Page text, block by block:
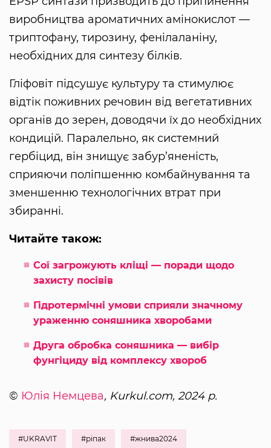
виробництва ароматичних амінокислот —
триптофану, тирозину, фенілаланіну,
необхідних для синтезу білків.
Гліфовіт підсушує культуру та стимулює
відтік поживних речовин від вегетативних
органів до зерен, доводячи їх до необхідних
кондицій. Паралельно, як системний
гербіцид, він знищує забур’яненість,
сприяючи поліпшенню комбайнування та
зменшенню технологічних втрат при
збиранні.
Читайте також:
Сої загрожують кліщі — поради щодо
захисту посівів
Гідротермічні умови сприяли значному
ураженню соняшника хворобами
Друга обробка соняшника — вибір
фунгіциду від комплексу хвороб
© Юлія Немцева, Kurkul.com, 2024 р.
#UKRAVIT #ріпак #жнива2024